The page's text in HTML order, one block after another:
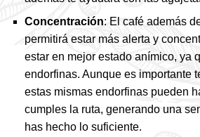
Concentración: El café además
permitirá estar más alerta y
estar en mejor estado anímico, ya
endorfinas. Aunque es importante
estas mismas endorfinas pueden
cumples la ruta, generando una
has hecho lo suficiente.